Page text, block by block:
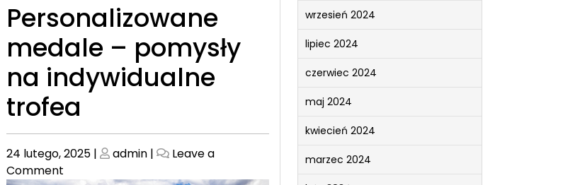
Personalizowane
medale – pomysły
na indywidualne
trofea
Posted
on
24 lutego, 2025| Posted
admin|
Leave a
Commenton
wrzesień 2024
lipiec 2024
czerwiec 2024
maj 2024
kwiecień 2024
marzec 2024